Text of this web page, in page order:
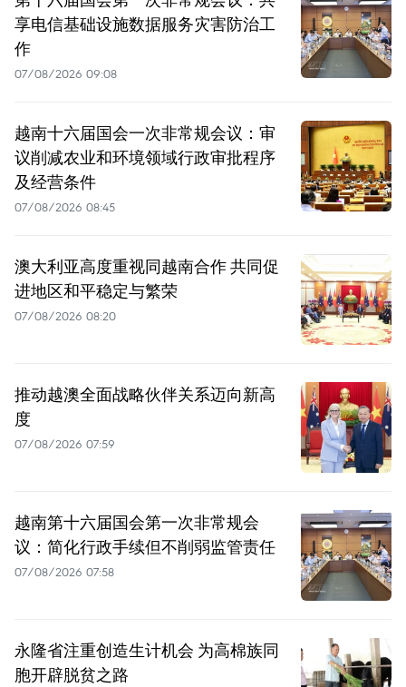
享电信基础设施数据服务灾害防治工
作
07/08/2026 09:08
越南十六届国会一次非常规会议：审
议削减农业和环境领域行政审批程序
及经营条件
07/08/2026 08:45
澳大利亚高度重视同越南合作 共同促
进地区和平稳定与繁荣
07/08/2026 08:20
推动越澳全面战略伙伴关系迈向新高
度
07/08/2026 07:59
越南第十六届国会第一次非常规会
议：简化行政手续但不削弱监管责任
07/08/2026 07:58
永隆省注重创造生计机会 为高棉族同
胞开辟脱贫之路